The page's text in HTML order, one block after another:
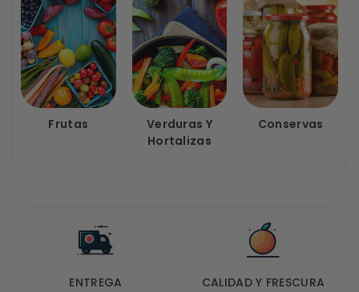
Frutas
Verduras Y
Hortalizas
Conservas
ENTREGA CALIDAD Y FRESCURA